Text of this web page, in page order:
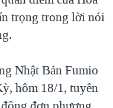
trọng trong lời nói
Nhật Bản Fumio
hôm 18/1, tuyên